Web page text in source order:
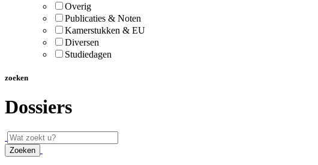
Overig
Publicaties & Noten
Kamerstukken & EU
Diversen
Studiedagen
zoeken
Dossiers
Zoeken